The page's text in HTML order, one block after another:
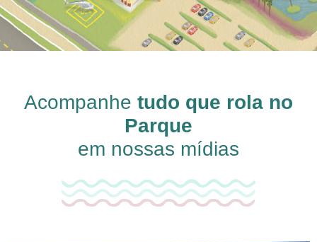
Acompanhe tudo que rola no
Parque
em nossas mídias